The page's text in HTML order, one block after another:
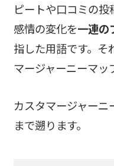
ピートや口コミの投
感情の変化を一連の
指した用語です。そ
マージャーニーマッ
カスタマージャー
まで遡ります。